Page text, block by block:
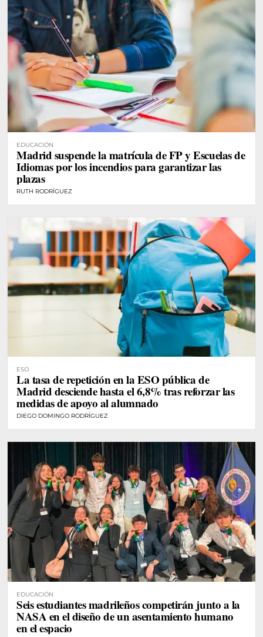
EDUCACIÓN
Madrid suspende la matrícula de FP y Escuelas de
Idiomas por los incendios para garantizar las
plazas
RUTH RODRÍGUEZ
ESO
La tasa de repetición en la ESO pública de
Madrid desciende hasta el 6,8% tras reforzar las
medidas de apoyo al alumnado
DIEGO DOMINGO RODRÍGUEZ
EDUCACIÓN
Seis estudiantes madrileños competirán junto a la
NASA en el diseño de un asentamiento humano
en el espacio